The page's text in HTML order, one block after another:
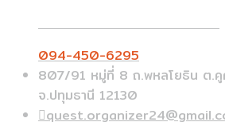
094-450-6295
807/91 หมู่ที่ 8 ถ.พหลโยธิน ต.คู
จ.ปทุมธานี 12130